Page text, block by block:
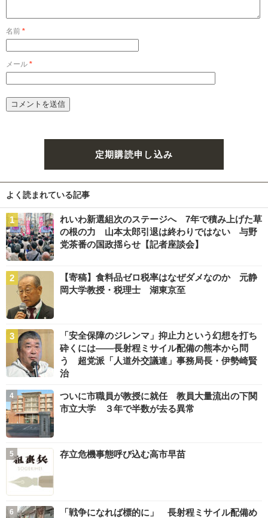
名前 *
メール *
定期購読申し込み
よく読まれている記事
れいわ新選組次のステージへ 7年で積み上げた草
の根の力 山本太郎引退は終わりではない 与野
党茶番の国政揺らせ【記者座談会】
【寄稿】食料品ゼロ税率はなぜダメなのか 元静
岡大学教授・税理士 湖東京至
「安全保障のジレンマ」抑止力という幻想を打ち
砕くには――長射程ミサイル配備の熊本から問
う 超党派「人道外交議連」事務局長・伊勢崎賢
治
ついに市職員が教授に就任 教員大量流出の下関
市立大学 ３年で半数が去る異常
存立危機事態呼び込む高市早苗
「戦争になれば標的に」 長射程ミサイル配備め